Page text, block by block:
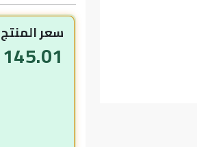
سعر المنتج
145.01